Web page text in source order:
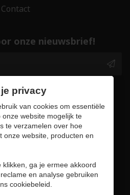
Contact
onze nieuwsbrief!
om mijn gegevens te
zoals aangegeven in
. *
privacy
van cookies om essentiële
website mogelijk te
te verzamelen over hoe
onze website, producten en
klikken, ga je ermee akkoord
en analyse gebruiken
cookiebeleid.